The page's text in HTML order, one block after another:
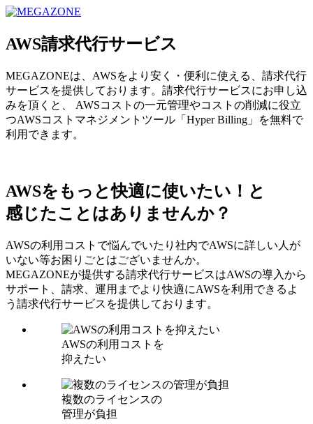
AWS請求代行サービス
MEGAZONEは、AWSをより安く・便利に使える、請求代行
サービスを提供しております。請求代行サービスにお申し込
みを頂くと、 AWSコストの一元管理やコストの削減に役立
つAWSコストマネジメントツール「Hyper Billing」を無料で
利用できます。
AWSをもっと快適に使いたい！と
感じたことはありませんか？
AWSの利用コストで悩んでいたり社内でAWSに詳しい人が
いない等お困りごとはございませんか。
MEGAZONEが提供する請求代行サービスはAWSの導入から
サポート、請求、運用までより快適にAWSを利用できるよ
う請求代行サービスを提供しております。
AWSの利用コストを
抑えたい
複数のライセンスの
管理が負担